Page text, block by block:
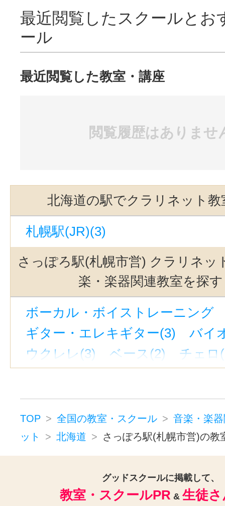
最近閲覧したスクールとお
ール
最近閲覧した教室・講座
閲覧履歴はありませ
北海道の駅でクラリネット教
札幌駅(JR)(3)
さっぽろ駅(札幌市営) クラリネッ
楽・楽器関連教室を探す
ボーカル・ボイストレーニング
ギター・エレキギター(3)
バイ
ウクレレ(3)
ベース(2)
チェロ
ジャズピアノ(1)
キーボード・
ドラム(3)
和太鼓(1)
パーカッ
オカリナ(1)
ハーモニカ(1)
トロンボーン(2)
チューバ(1)
トランペット(3)
ジャズ(1)
民族楽器(1)
二胡(3)
TOP 全国の教室・スクール
音楽・楽
ット
北海道 さっぽろ駅(札幌市営)の教
グッドスクールに掲載して、
教室・スクールPR & 生徒